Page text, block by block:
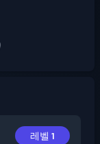
레벨 1